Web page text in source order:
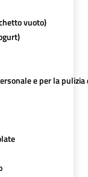
vuoto)
e per la pulizia